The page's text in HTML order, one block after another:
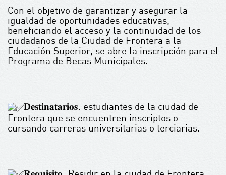
Con el objetivo de garantizar y asegurar la
igualdad de oportunidades educativas,
beneficiando el acceso y la continuidad de los
ciudadanos de la Ciudad de Frontera a la
Educación Superior, se abre la inscripción para el
Programa de Becas Municipales.
𝐃𝐞𝐬𝐭𝐢𝐧𝐚𝐭𝐚𝐫𝐢𝐨𝐬: estudiantes de la ciudad de
Frontera que se encuentren inscriptos o
cursando carreras universitarias o terciarias.